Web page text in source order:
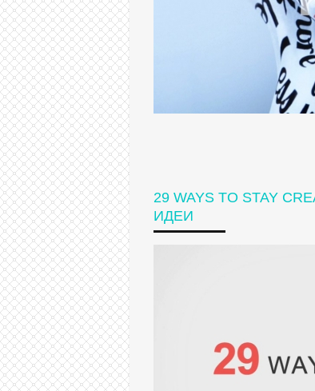
29 WAYS TO STAY
ИДЕИ